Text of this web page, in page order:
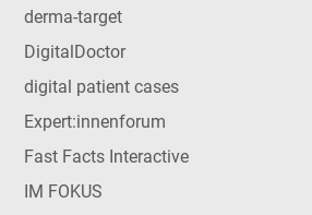
derma-target
DigitalDoctor
digital patient cases
Expert:innenforum
Fast Facts Interactive
IM FOKUS